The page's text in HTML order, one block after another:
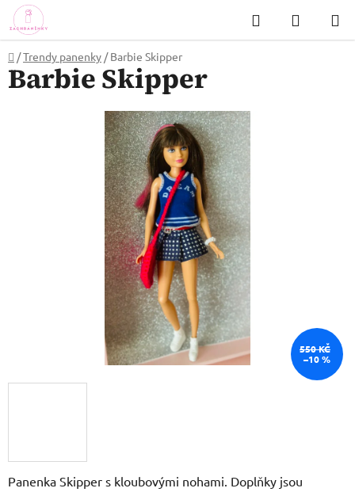
Přejít
na
obsah
Hledat
KOŠÍK
Domů
/Trendy panenky / Barbie Skipper
Panenka Skipper s kloubovými nohami. Doplňky jsou
Barbie Skipper
550 KČ
–10 %